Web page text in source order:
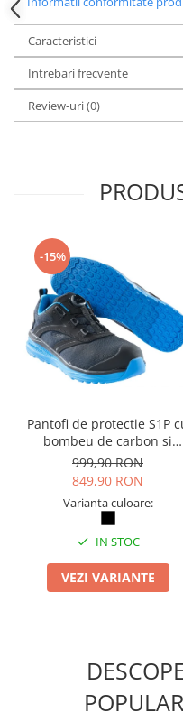
Camasi
Pantaloni
Pantaloni cu pieptar
Hanorace
Jachete
Impermeabile
Incaltaminte de oras si
Echipamente medicale
Manusi de protectie
Accesorii pentru protectia
Casti de protectie
Antifoane
Masti de protectie
Sepci, caciuli si esarfe
Pachete promotionale
Accesorii pentru protectia
Sosete de lucru
Diverse accesorii
Articole de unica folosinta
Ecrane Interactive
Caracteristici
Intrebari frecvente
Review-uri(0)
-15%
Pantofi de protectie S1P
bombeu de carbon si
inchidere BOAÂ® Fit
999,90 RON
849,90 RON
Varianta culoare:
IN STOC
VEZI VARIANTE